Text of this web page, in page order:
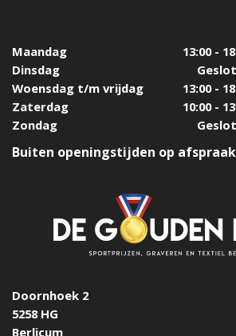
Maandag
13:00 -
Dinsdag
Woensdag t/m vrijdag
13:00 -
Zaterdag
10:00 -
Zondag
Buiten openingstijden op afspraak
Doornhoek 2
5258 HG
Berlicum